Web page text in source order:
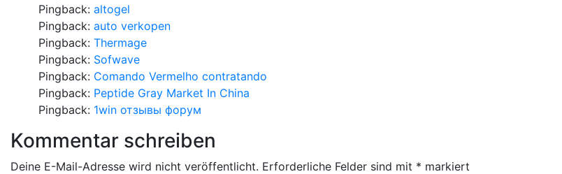
Pingback: altogel
Pingback: auto verkopen
Pingback: Thermage
Pingback: Sofwave
Pingback: Comando Vermelho contratando
Pingback: Peptide Gray Market In China
Pingback: 1win отзывы форум
Kommentar schreiben
Deine E-Mail-Adresse wird nicht veröffentlicht. Erforderliche Felder sind mit * markiert